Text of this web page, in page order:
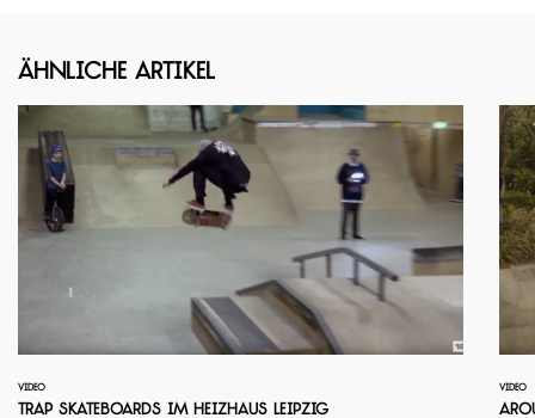
Ähnliche Artikel
VIDEO
Trap Skateboards im Heizhaus Leipzig
VIDEO